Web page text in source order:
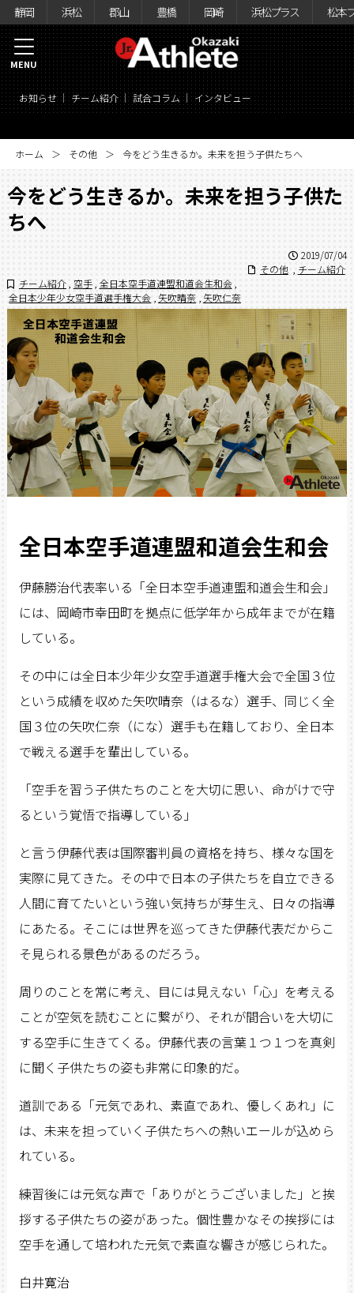
静岡 浜松 郡山 豊橋 岡崎 浜松プラス 松本
お知らせ チーム紹介 試合コラム インタビュー
MENU
ホーム その他 今をどう生きるか。未来を担う子供たちへ
今をどう生きるか。未来を担う子供た
ちへ
2019/07/04
その他
チーム紹介
チーム紹介 , 空手 , 全日本空手道連盟和道会生和会 ,
全日本少年少女空手道選手権大会 矢吹晴奈 矢吹仁奈
全日本空手道連盟和道会生和会
伊藤勝治代表率いる「全日本空手道連盟和道会生和会」
には、岡崎市幸田町を拠点に低学年から成年までが在籍
している。
その中には全日本少年少女空手道選手権大会で全国３位
という成績を収めた矢吹晴奈（はるな）選手、同じく全
国３位の矢吹仁奈（にな）選手も在籍しており、全日本
で戦える選手を輩出している。
「空手を習う子供たちのことを大切に思い、命がけで守
るという覚悟で指導している」
と言う伊藤代表は国際審判員の資格を持ち、様々な国を
実際に見てきた。その中で日本の子供たちを自立できる
人間に育てたいという強い気持ちが芽生え、日々の指導
にあたる。そこには世界を巡ってきた伊藤代表だからこ
そ見られる景色があるのだろう。
周りのことを常に考え、目には見えない「心」を考える
ことが空気を読むことに繋がり、それが間合いを大切に
する空手に生きてくる。伊藤代表の言葉１つ１つを真剣
に聞く子供たちの姿も非常に印象的だ。
道訓である「元気であれ、素直であれ、優しくあれ」に
は、未来を担っていく子供たちへの熱いエールが込めら
れている。
練習後には元気な声で「ありがとうございました」と挨
拶する子供たちの姿があった。個性豊かなその挨拶には
空手を通して培われた元気で素直な響きが感じられた。
白井寛治